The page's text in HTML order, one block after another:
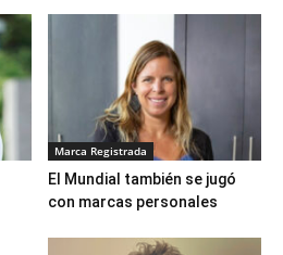
Marca Registrada
El Mundial también se jugó
con marcas personales